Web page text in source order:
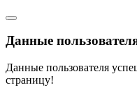
Данные
Данные пользователя
страницу!